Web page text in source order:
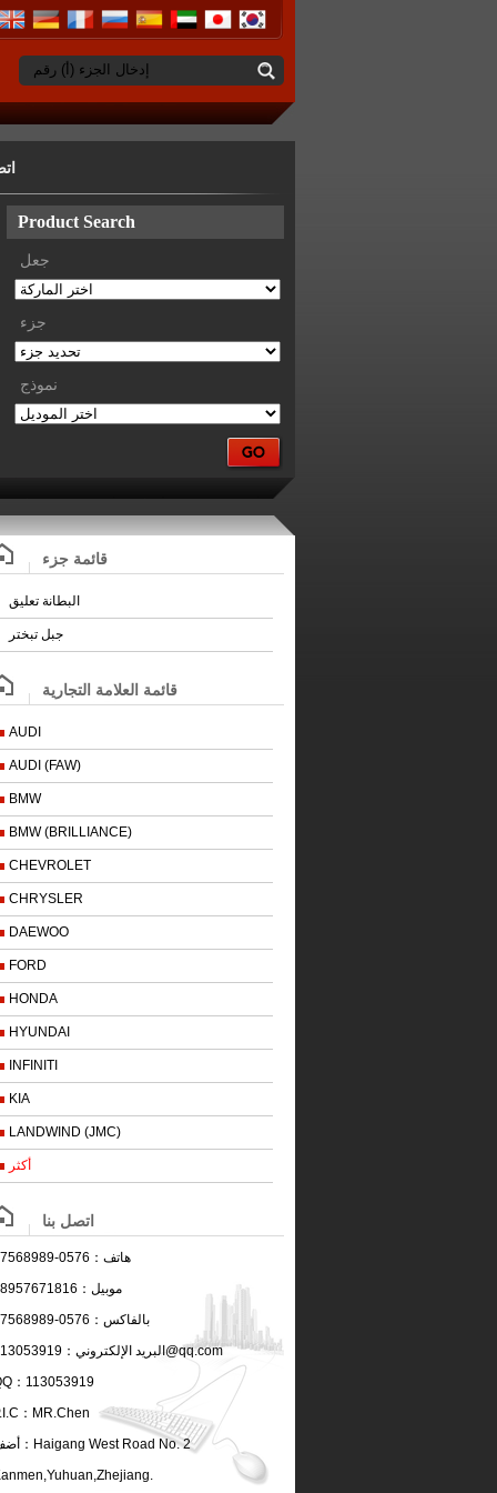
إدخال الجزء (أ) رقم
Product Search
جعل
جزء
نموذج
قائمة جزء
البطانة تعليق
جبل تبختر
قائمة العلامة التجارية
AUDI
AUDI (FAW)
BMW
BMW (BRILLIANCE)
CHEVROLET
CHRYSLER
DAEWOO
FORD
HONDA
HYUNDAI
INFINITI
KIA
LANDWIND (JMC)
أكثر
اتصل بنا
هاتف： 0576-87568989
موبيل：
بالفاكس： 0576-87568989
البريد الإلكتروني： 113053919@qq.com
： 113053919
： MR.Chen
أضف： Haigang West Road No. 2